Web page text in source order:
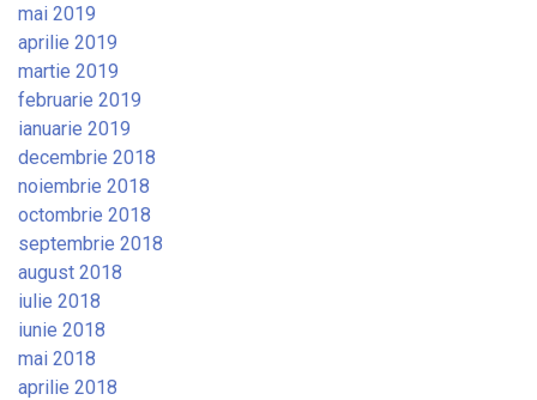
mai 2019
aprilie 2019
martie 2019
februarie 2019
ianuarie 2019
decembrie 2018
noiembrie 2018
octombrie 2018
septembrie 2018
august 2018
iulie 2018
iunie 2018
mai 2018
aprilie 2018